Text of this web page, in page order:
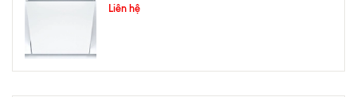
Liên hệ